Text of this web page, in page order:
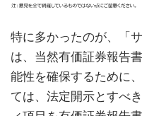
特に多かったのが、「
は、当然有価証券報告
能性を確保するために
ては、法定開示とすべ